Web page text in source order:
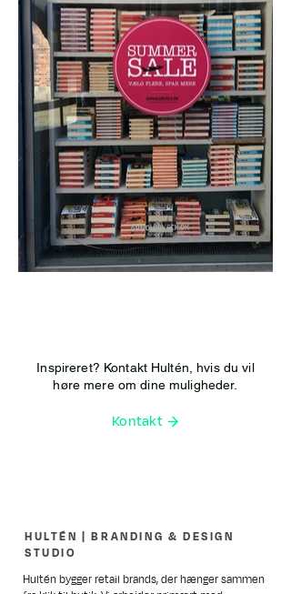
Inspireret? Kontakt Hultén, hvis du vil
høre mere om dine muligheder.
Kontakt
HULTÉN | BRANDING & DESIGN
STUDIO
Hultén bygger retail brands, der hænger sammen